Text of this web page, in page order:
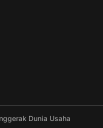
Dunia Usaha